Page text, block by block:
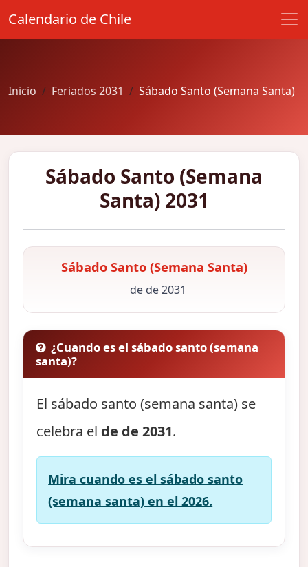
Calendario de Chile
Inicio Feriados 2031 Sábado Santo (Semana Santa)
Sábado Santo (Semana
Santa) 2031
Sábado Santo (Semana Santa)
de de 2031
¿Cuando es el sábado santo (semana
santa)?
El sábado santo (semana santa) se
celebra el de de 2031.
Mira cuando es el sábado santo
(semana santa) en el 2026.